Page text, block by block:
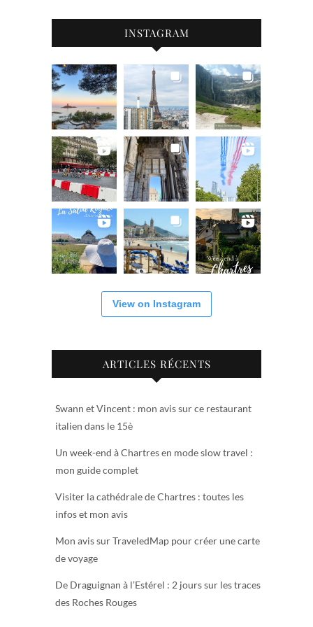
INSTAGRAM
View on Instagram
ARTICLES RÉCENTS
Swann et Vincent : mon avis sur ce restaurant
italien dans le 15è
Un week-end à Chartres en mode slow travel :
mon guide complet
Visiter la cathédrale de Chartres : toutes les
infos et mon avis
Mon avis sur TraveledMap pour créer une carte
de voyage
De Draguignan à l’Estérel : 2 jours sur les traces
des Roches Rouges